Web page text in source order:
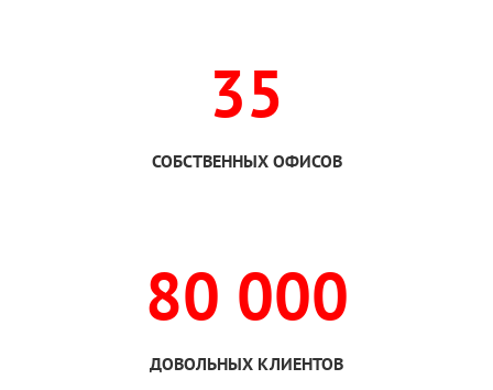
35
СОБСТВЕННЫХ ОФИСОВ
80 000
ДОВОЛЬНЫХ КЛИЕНТОВ